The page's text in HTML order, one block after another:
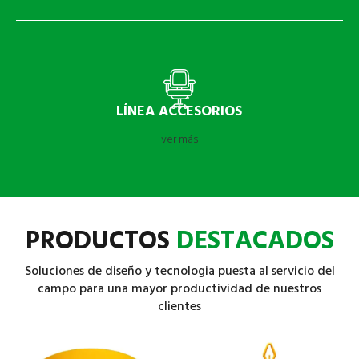
LÍNEA ACCESORIOS
ver más
PRODUCTOS DESTACADOS
Soluciones de diseño y tecnologia puesta al servicio del
campo para una mayor productividad de nuestros
clientes